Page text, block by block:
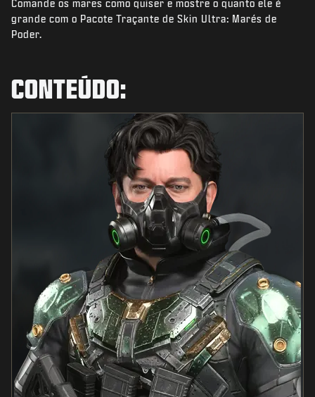
NOTÍCIAS
STORE
SUPORTE
|
Comande os mares como quiser e mostre o quanto ele é
grande com o Pacote Traçante de Skin Ultra: Marés de
Poder.
CONTEÚDO: